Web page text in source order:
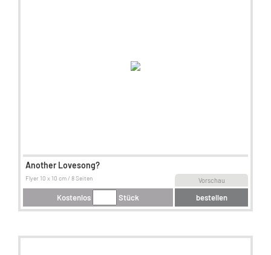
Another Lovesong?
Vorschau
Flyer 10 x 10 cm / 8 Seiten
Kostenlos Stück bestellen